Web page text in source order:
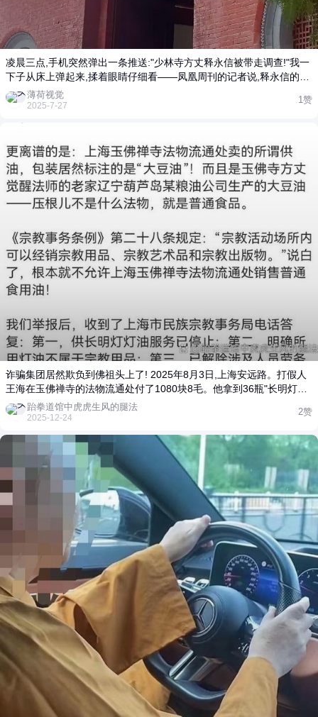
凌晨三点,手机突然弹出一条推送:"少林寺方丈释永信被带走调查!"我一
下子从床上弹起来,揉着眼睛仔细看——凤凰周刊的记者说,释永信的个
人账号停在7月24日清晨6点58分,最后一条动态还是给信徒的祈福语。
这已经不是第一次传闻了,但这次连寺院的法师都支支吾吾:"等官方消
下有16辆豪车,甚至怀疑他有私生子。当时调查组查了两年,说"举报不
实",可"双户口""海外资产"这些词,就像香灰落在绸缎上,怎么掸都留痕
迹。这次更玄乎,有消息说举报信里写着他在德国柏林有三栋别墅,美国
硅谷还有几千万存款。我盯着手机屏幕,突然想起去年去少林寺,香火钱
箱旁边摆着二维码,功德簿变成了POS机,心里那股说不出的滋味又涌上
佛的小沙弥。16岁出家的释永信,跟着师父行正长老游学四年,回来就一
头扎进藏经阁整理典籍。1999年他当上住持时,少林寺年收入才几十万,
如今光注册商标就有700多个,从"少林素饼"到"少林功夫",连德国都开了
10多家禅修中心。2022年,他花4.52亿在郑州拍下"地王",要建禅意商业
综合体,这事在登封闹得沸沸扬扬——出租车司机都说,以前少林寺门口
背后,暗礁重重。嵩山景区管委会和少林寺因为门票分成掐了十几
年,2013年少林寺直接把管委会告上法庭,追讨5000万欠款。更让人咂
舌的是,释永信名下企业占股80%,虽说是"代持",但光澳洲那18000亩地,
就花了412万澳币,说是建禅修中心,可旁边就是高尔夫球场和度假村。
信徒们捐的香火钱,到底有多少进了寺院账户?每年财务公示就写"用于
寺庙维护",连个明细账都没有。 事情传到网上,评论炸开了锅。有人说
他是"佛教企业家",把少林文化带出了国门;有人指着他穿16万袈裟参加
两会的照片骂"酒肉和尚"。更讽刺的是,7月26日少林寺刚发声明否
登封市宗教局都没个准话。这种"薛定谔的方丈",比任何悬疑片都刺
激。 我突然想起2017年调查组的结论:"释永信没有私生女,被迁单是个
别行为。"可那些没被证实的传闻,就像达摩洞前的云雾,散了又聚。佛
门本应是清净地,如今却成了舆论场的角斗场。咱老百姓拜佛,求的是心
安,可当功德箱变成聚宝盆,当方丈变成CEO,这佛
薄荷视觉
2025-7-27
1赞
诈骗集团居然欺负到佛祖头上了! 2025年8月3日,上海安远路。打假人
王海在玉佛禅寺的法物流通处付了1080块8毛。他拿到36瓶"长明灯供
油",瓶子标签上白纸黑字写着"大豆油"。 谁把门关上的? 那油根本没点
着。他看见灯盏底下接着根透明塑料管,倒进去的油顺着管子直接流回
祈福",这算怎么回事?老实讲,这和加油站短斤少两有啥区别。 根据《宗
教事务条例》,寺庙里卖的东西得是专门的宗教用品。可你瞅瞅这包装,
不就是超市里炒菜的油吗?上海民宗局后来的处理也证实了这点:油不是
宗教用品,服务停了,干活的人也被辞了。 可事情到这儿就算完了吗? 王
海那1080块钱,到现在还没说法。更关键的是,那家供应"大豆油"的公司,
到底和寺庙是什么关系?2024年《中国宗教调查报告》里提过宗教活动
场所财务监管的问题,可这种具体到一瓶油的买卖,光靠报告能盯住吗?
嗯,这事儿可不是头一回听说。 你想嘛,多少地方在卖"开光"手串,或者天
价"祈福香"?成本几块钱,转身就能标价几百。声音和气味倒是挺足,香火
味儿飘得老远,可里头的心思,早就不是那么回事了。监管总不能老是等
着像王海这样的人去举报吧? "先等等——那油钱退不退?" 目前还没答
案。 寺里的钟照常响,可信任这东西,一旦漏了,就跟那流走的灯油似的,
不好收回来。他们这么干,难道真的一点顾忌都没有?公众往后去这些地
方,心里难免要打个问号。这事儿最终怎么收尾,许多人还看着呢。
跆拳道馆中虎虎生风的腿法
2025-12-24
2赞